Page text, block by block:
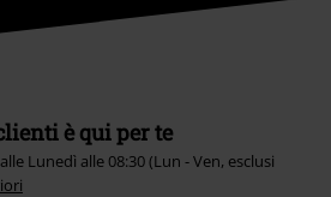
è qui per te
Lunedì alle 08:30 (Lun - Ven, esclusi